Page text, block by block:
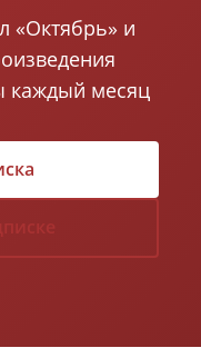
«Октябрь» и
каждый месяц